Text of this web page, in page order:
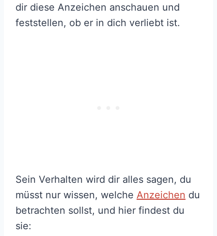
dir diese Anzeichen anschauen und
feststellen, ob er in dich verliebt ist.
Sein Verhalten wird dir alles sagen, du
müsst nur wissen, welche Anzeichen du
betrachten sollst, und hier findest du
sie: